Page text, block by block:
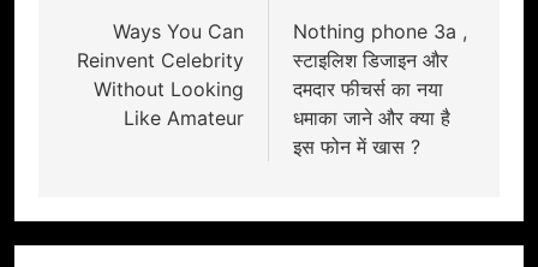
navigation
Ways You Can
Reinvent Celebrity
Without Looking
Like Amateur
Nothing phone 3a ,
स्टाइलिश डिजाइन और
दमदार फीचर्स का नया
धमाका जाने और क्या है
इस फोन में खास ?